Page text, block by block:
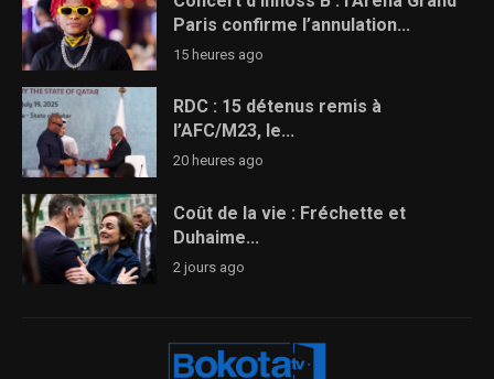
Paris confirme l’annulation...
15 heures ago
RDC : 15 détenus remis à
l’AFC/M23, le...
20 heures ago
Coût de la vie : Fréchette et
Duhaime...
2 jours ago